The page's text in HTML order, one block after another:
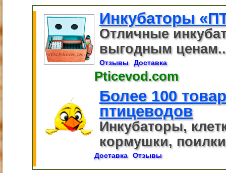
Инкубаторы
Отличные
выгодным
Отзывы Доставка
Pticevod.com
Более 100
птицеводов
Инкубаторы,
кормушки,
Доставка Отзывы